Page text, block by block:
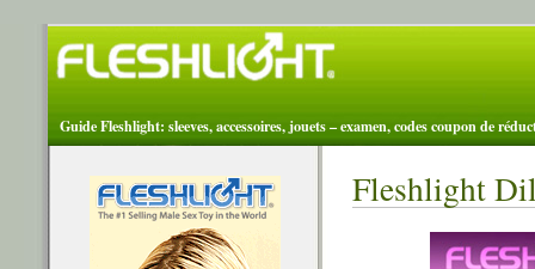
Guide Fleshlight: sleeves, accessoires, jouets – examen, codes coupon de
Fleshlight